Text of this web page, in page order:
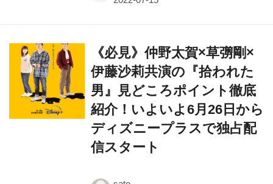
男』見どころポイント徹底
紹介！いよいよ6月26日から
ディズニープラスで独占配
信スタート
sato